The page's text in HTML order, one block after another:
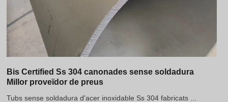
Bis Certified Ss 304 canonades sense soldadura
Millor proveïdor de preus
Tubs sense soldadura d'acer inoxidable Ss 304 fabricats ...